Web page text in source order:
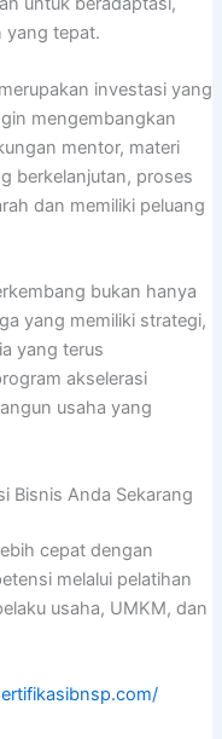
yang tepat.
investasi yang
mengembangkan
mentor, materi
berkelanjutan, proses
dan memiliki peluang
bukan hanya
yang memiliki strategi,
yang terus
akselerasi
usaha yang
Bisnis Anda Sekarang
cepat dengan
melalui pelatihan
usaha, UMKM, dan